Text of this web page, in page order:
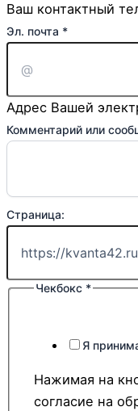
Ваш контактный
Телефон:
почта
Эл. почта *
Адрес Вашей
Комментарий или
Страница:
Чекбокс *
Я
Нажимая на
согласие на